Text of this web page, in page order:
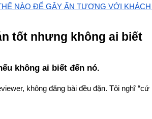
NÀO ĐỂ GÂY ẤN TƯỢNG VỚI
tốt nhưng không ai biết
không ai biết đến nó.
không đăng bài đều đặn. Tôi nghĩ